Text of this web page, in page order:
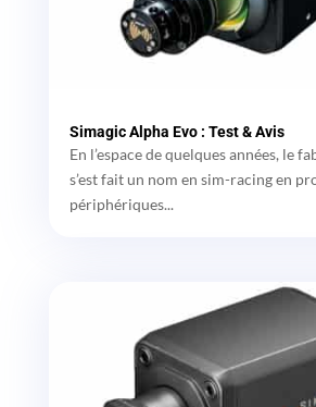
Simagic Alpha Evo : Test & Avis
En l’espace de quelques années, le
s’est fait un nom en sim-racing en
périphériques...